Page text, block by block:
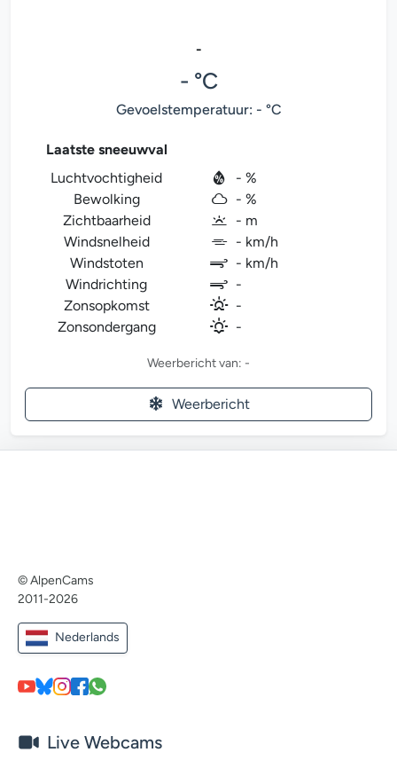
-
- °C
Gevoelstemperatuur: - °C
Laatste sneeuwval
Luchtvochtigheid
- %
Bewolking
- %
Zichtbaarheid
- m
Windsnelheid
- km/h
Windstoten
- km/h
Windrichting
-
Zonsopkomst
-
Zonsondergang
-
Weerbericht van: -
Weerbericht
© AlpenCams
2011-2026
Nederlands
Live Webcams